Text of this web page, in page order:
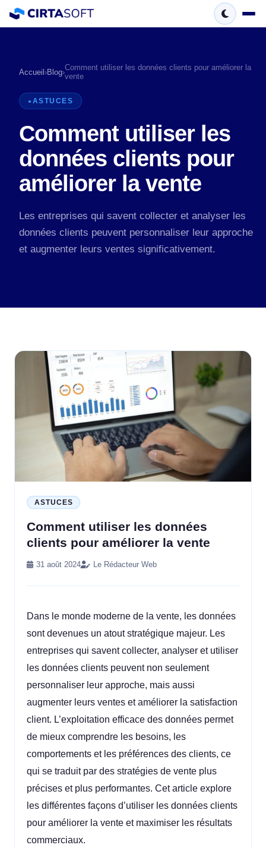
Accueil›Blog›Comment utiliser les données clients pour améliorer la
vente
ASTUCES
Comment utiliser les
données clients pour
améliorer la vente
Les entreprises qui savent collecter et analyser les
données clients peuvent personnaliser leur approche
et augmenter leurs ventes significativement.
ASTUCES
Comment utiliser les données
clients pour améliorer la vente
31 août 2024 Le Rédacteur Web
Dans le monde moderne de la vente, les données
sont devenues un atout stratégique majeur. Les
entreprises qui savent collecter, analyser et utiliser
les données clients peuvent non seulement
personnaliser leur approche, mais aussi
augmenter leurs ventes et améliorer la satisfaction
client. L’exploitation efficace des données permet
de mieux comprendre les besoins, les
comportements et les préférences des clients, ce
qui se traduit par des stratégies de vente plus
précises et plus performantes. Cet article explore
les différentes façons d’utiliser les données clients
pour améliorer la vente et maximiser les résultats
commerciaux.